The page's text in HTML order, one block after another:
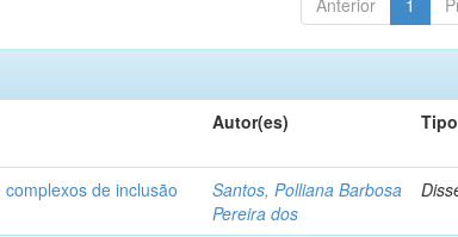
Anterior 1
Autor(es) Tipo
de inclusão
Santos, Polliana Barbosa
Pereira dos